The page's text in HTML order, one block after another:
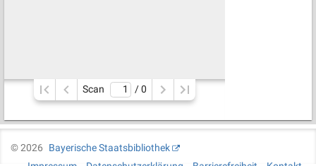
Scan / 0
©2026
Bayerische Staatsbibliothek